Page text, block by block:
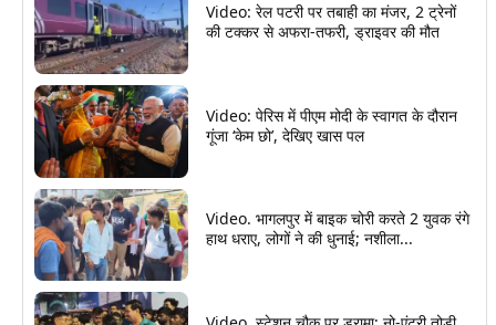
Video: रेल पटरी पर तबाही का मंजर, 2 ट्रेनों
की टक्कर से अफरा-तफरी, ड्राइवर की मौत
Video: पेरिस में पीएम मोदी के स्वागत के दौरान
गूंजा ‘केम छो’, देखिए खास पल
Video. भागलपुर में बाइक चोरी करते 2 युवक रंगे
हाथ धराए, लोगों ने की धुनाई; नशीला...